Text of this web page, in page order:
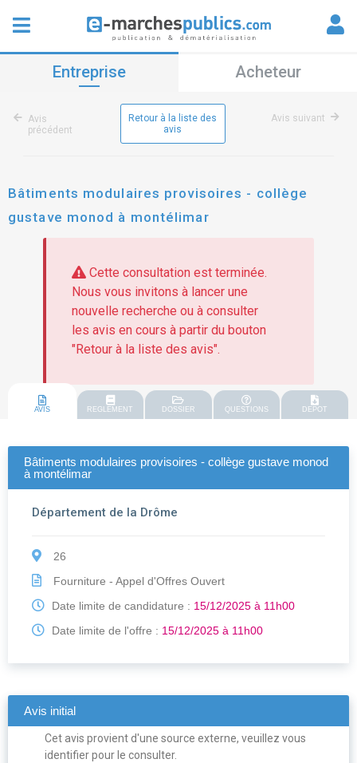
Entreprise Acheteur
Avis
précédent
Retour à la liste des
avis
Avis suivant
Bâtiments modulaires provisoires - collège
gustave monod à montélimar
Cette consultation est terminée.
Nous vous invitons à lancer une
nouvelle recherche ou à consulter
les avis en cours à partir du bouton
"Retour à la liste des avis".
AVIS REGLEMENT DOSSIER QUESTIONS DEPOT
Bâtiments modulaires provisoires - collège gustave monod
à montélimar
Département de la Drôme
26
Fourniture - Appel d'Offres Ouvert
Date limite de candidature : 15/12/2025 à 11h00
Date limite de l'offre : 15/12/2025 à 11h00
Avis initial
Cet avis provient d'une source externe, veuillez vous
identifier pour le consulter.